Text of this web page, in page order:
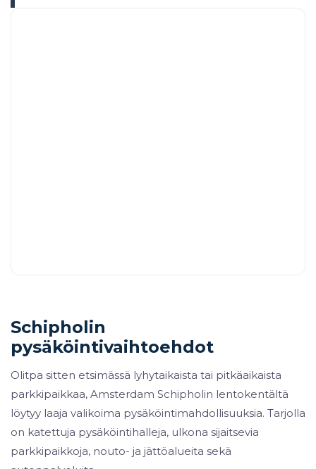
Schipholin
pysäköintivaihtoehdot
Olitpa sitten etsimässä lyhytaikaista tai pitkäaikaista
parkkipaikkaa, Amsterdam Schipholin lentokentältä
löytyy laaja valikoima pysäköintimahdollisuuksia. Tarjolla
on katettuja pysäköintihalleja, ulkona sijaitsevia
parkkipaikkoja, nouto- ja jättöalueita sekä